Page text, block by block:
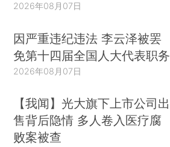
2026年08月07日
因严重违纪违法 李云泽被罢
免第十四届全国人大代表职务
2026年08月07日
【我闻】光大旗下上市公司出
售背后隐情 多人卷入医疗腐
败案被查